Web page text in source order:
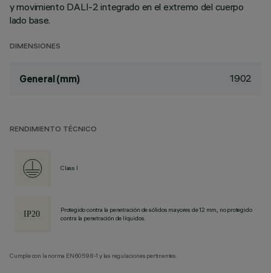
y movimiento DALI-2 integrado en el extremo del cuerpo
lado base.
DIMENSIONES
General (mm) 1902
RENDIMIENTO TÉCNICO
Class I
Protegido contra la penetración de sólidos mayores de 12 mm, no protegido
contra la penetración de líquidos.
Cumple con la norma EN60598-1 y las regulaciones pertinentes.